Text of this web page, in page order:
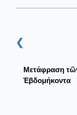
❮
Μετάφραση
Ἑβδομήκοντα